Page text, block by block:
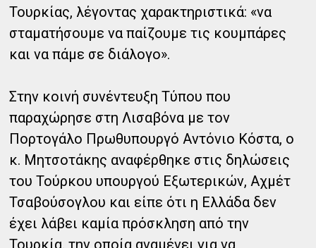
Τουρκίας, λέγοντας χαρακτηριστικά: «να
σταματήσουμε να παίζουμε τις κουμπάρες
και να πάμε σε διάλογο».
Στην κοινή συνέντευξη Τύπου που
παραχώρησε στη Λισαβόνα με τον
Πορτογάλο Πρωθυπουργό Αντόνιο Κόστα, ο
κ. Μητσοτάκης αναφέρθηκε στις δηλώσεις
του Τούρκου υπουργού Εξωτερικών, Αχμέτ
Τσαβούσογλου και είπε ότι η Ελλάδα δεν
έχει λάβει καμία πρόσκληση από την
Τουρκία, την οποία αναμένει για να